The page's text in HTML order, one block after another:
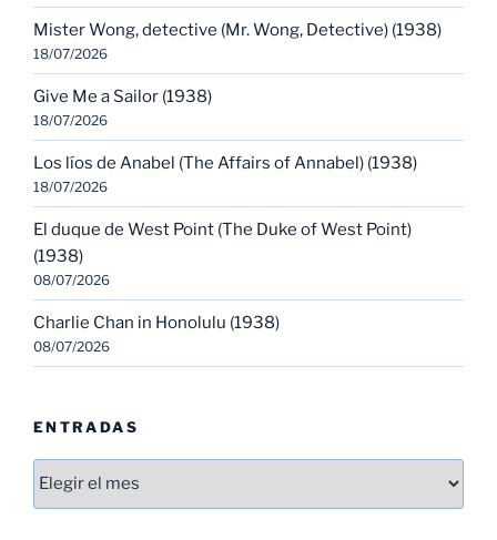
Mister Wong, detective (Mr. Wong, Detective) (1938)
18/07/2026
Give Me a Sailor (1938)
18/07/2026
Los líos de Anabel (The Affairs of Annabel) (1938)
18/07/2026
El duque de West Point (The Duke of West Point)
(1938)
08/07/2026
Charlie Chan in Honolulu (1938)
08/07/2026
ENTRADAS
Entradas